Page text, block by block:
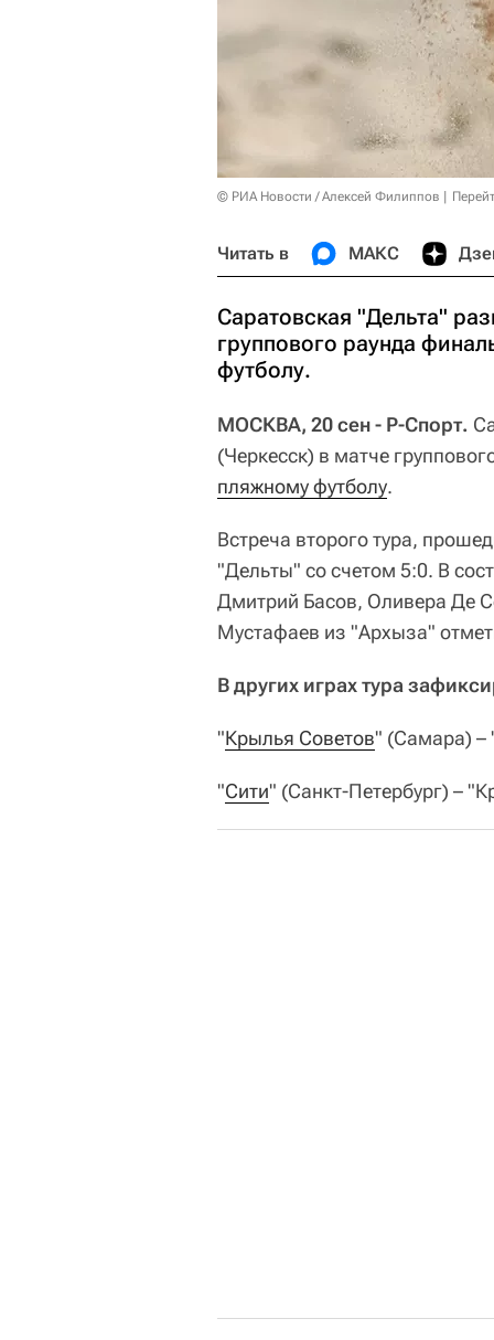
© РИА Новости / Алексей Филиппов
Читать в МАКС
Саратовская "Дельта"
группового раунда
футболу.
МОСКВА, 20 сен - Р-Спорт.
(Черкесск) в матче
пляжному футболу.
Встреча второго тура,
"Дельты" со счетом 5:0. В
Дмитрий Басов, Оливера Де
Мустафаев из "Архыза"
В других играх тура
"Крылья Советов" (Самара) –
"Сити" (Санкт-Петербург) –